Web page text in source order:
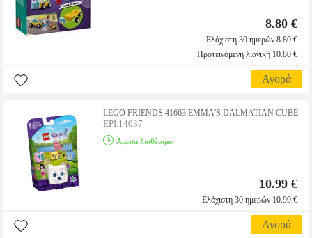
8.80 €
Ελάχιστη 30 ημερών 8.80 €
Προτεινόμενη λιανική 10.80 €
Αγορά
LEGO FRIENDS 41663 EMMA'S DALMATIAN CUBE
EPI.14037
Αμεσα διαθέσιμο
10.99 €
Ελάχιστη 30 ημερών 10.99 €
Αγορά